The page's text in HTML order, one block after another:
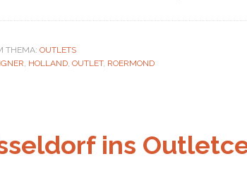
THEMA: OUTLETS
, HOLLAND, OUTLET, ROERMOND
ins